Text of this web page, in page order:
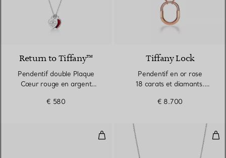
4 Couleurs
Return to Tiffany™
Pendentif double Plaque
Cœur rouge en argent
Mini.
€ 580
Tiffany Lock
Pendentif en or rose
18 carats et diamants.
€ 8.700
Bague en or rose et diamants